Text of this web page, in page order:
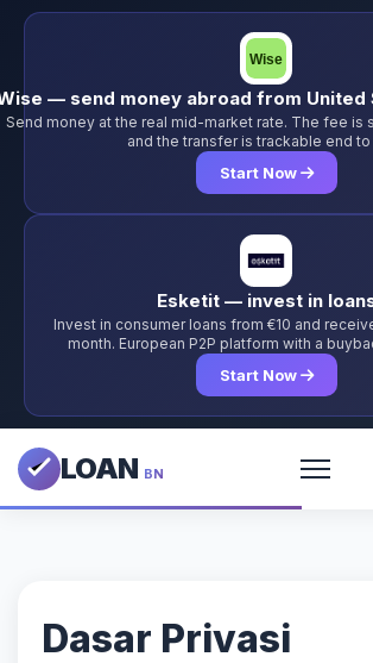
— send money abroad from United
Send money at the real mid-market rate. The fee is
and the transfer is trackable end to
Start Now
Esketit — invest in
Invest in consumer loans from €10 and
month. European P2P platform with a
Start Now
LOAN BN
Dasar Privasi